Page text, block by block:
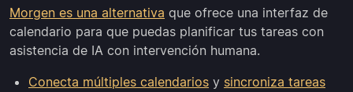
Morgen es una alternativa que ofrece una interfaz de
calendario para que puedas planificar tus tareas con
asistencia de IA con intervención humana.
Conecta múltiples calendarios y sincroniza tareas